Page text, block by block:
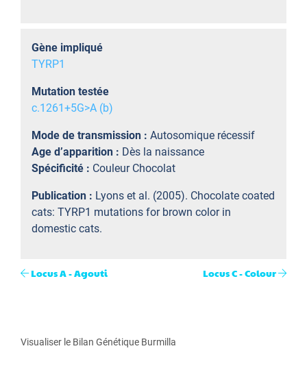
Gène impliqué
TYRP1
Mutation testée
c.1261+5G>A (b)
Mode de transmission : Autosomique récessif
Age d’apparition : Dès la naissance
Spécificité : Couleur Chocolat
Publication : Lyons et al. (2005). Chocolate coated
cats: TYRP1 mutations for brown color in
domestic cats.
Locus A - Agouti Locus C - Colour
Visualiser le Bilan Génétique Burmilla